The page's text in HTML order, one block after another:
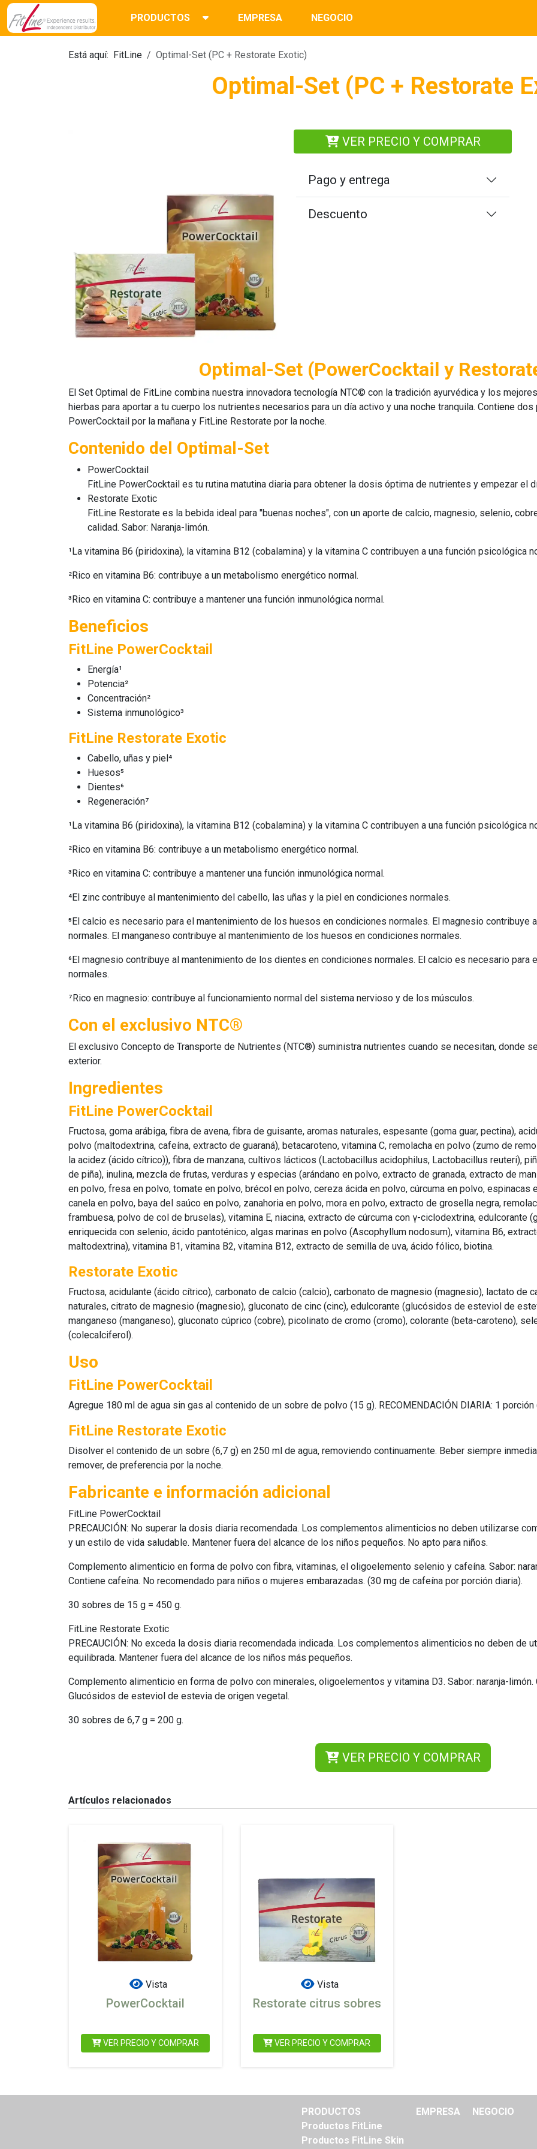
PRODUCTOS EMPRESA NEGOCIO
Está aquí: FitLine Optimal-Set (PC + Restorate Exotic)
Optimal-Set (PC + Restorate
VER PRECIO Y COMPRAR
Pago y entrega
Descuento
Optimal-Set (PowerCocktail y
El Set Optimal de FitLine combina nuestra innovadora tecnología NTC© con la tradición ayurvédica y los
hierbas para aportar a tu cuerpo los nutrientes necesarios para un día activo y una noche tranquila. Contiene
PowerCocktail por la mañana y FitLine Restorate por la noche.
Contenido del Optimal-Set
PowerCocktail
FitLine PowerCocktail es tu rutina matutina diaria para obtener la dosis óptima de nutrientes y empezar el
Restorate Exotic
FitLine Restorate es la bebida ideal para "buenas noches", con un aporte de calcio, magnesio, selenio,
calidad. Sabor: Naranja-limón.
¹La vitamina B6 (piridoxina), la vitamina B12 (cobalamina) y la vitamina C contribuyen a una función psicológica
²Rico en vitamina B6: contribuye a un metabolismo energético normal.
³Rico en vitamina C: contribuye a mantener una función inmunológica normal.
Beneficios
FitLine PowerCocktail
Energía¹
Potencia²
Concentración²
Sistema inmunológico³
FitLine Restorate Exotic
Cabello, uñas y piel⁴
Huesos⁵
Dientes⁶
Regeneración⁷
¹La vitamina B6 (piridoxina), la vitamina B12 (cobalamina) y la vitamina C contribuyen a una función psicológica
²Rico en vitamina B6: contribuye a un metabolismo energético normal.
³Rico en vitamina C: contribuye a mantener una función inmunológica normal.
⁴El zinc contribuye al mantenimiento del cabello, las uñas y la piel en condiciones normales.
⁵El calcio es necesario para el mantenimiento de los huesos en condiciones normales. El magnesio
normales. El manganeso contribuye al mantenimiento de los huesos en condiciones normales.
⁶El magnesio contribuye al mantenimiento de los dientes en condiciones normales. El calcio es necesario
normales.
⁷Rico en magnesio: contribuye al funcionamiento normal del sistema nervioso y de los músculos.
Con el exclusivo NTC®
El exclusivo Concepto de Transporte de Nutrientes (NTC®) suministra nutrientes cuando se necesitan, donde
exterior.
Ingredientes
FitLine PowerCocktail
Fructosa, goma arábiga, fibra de avena, fibra de guisante, aromas naturales, espesante (goma guar, pectina),
polvo (maltodextrina, cafeína, extracto de guaraná), betacaroteno, vitamina C, remolacha en polvo (zumo de
la acidez (ácido cítrico)), fibra de manzana, cultivos lácticos (Lactobacillus acidophilus, Lactobacillus reuteri),
de piña), inulina, mezcla de frutas, verduras y especias (arándano en polvo, extracto de granada, extracto de
en polvo, fresa en polvo, tomate en polvo, brécol en polvo, cereza ácida en polvo, cúrcuma en polvo, espinacas
canela en polvo, baya del saúco en polvo, zanahoria en polvo, mora en polvo, extracto de grosella negra,
frambuesa, polvo de col de bruselas), vitamina E, niacina, extracto de cúrcuma con γ-ciclodextrina,
enriquecida con selenio, ácido pantoténico, algas marinas en polvo (Ascophyllum nodosum), vitamina B6,
maltodextrina), vitamina B1, vitamina B2, vitamina B12, extracto de semilla de uva, ácido fólico, biotina.
Restorate Exotic
Fructosa, acidulante (ácido cítrico), carbonato de calcio (calcio), carbonato de magnesio (magnesio), lactato de
naturales, citrato de magnesio (magnesio), gluconato de cinc (cinc), edulcorante (glucósidos de esteviol de
manganeso (manganeso), gluconato cúprico (cobre), picolinato de cromo (cromo), colorante (beta-caroteno),
(colecalciferol).
Uso
FitLine PowerCocktail
Agregue 180 ml de agua sin gas al contenido de un sobre de polvo (15 g). RECOMENDACIÓN DIARIA: 1
FitLine Restorate Exotic
Disolver el contenido de un sobre (6,7 g) en 250 ml de agua, removiendo continuamente. Beber siempre
remover, de preferencia por la noche.
Fabricante e información adicional
FitLine PowerCocktail
PRECAUCIÓN: No superar la dosis diaria recomendada. Los complementos alimenticios no deben utilizarse
y un estilo de vida saludable. Mantener fuera del alcance de los niños pequeños. No apto para niños.
Complemento alimenticio en forma de polvo con fibra, vitaminas, el oligoelemento selenio y cafeína. Sabor:
Contiene cafeína. No recomendado para niños o mujeres embarazadas. (30 mg de cafeína por porción diaria).
30 sobres de 15 g = 450 g.
FitLine Restorate Exotic
PRECAUCIÓN: No exceda la dosis diaria recomendada indicada. Los complementos alimenticios no deben de
equilibrada. Mantener fuera del alcance de los niños más pequeños.
Complemento alimenticio en forma de polvo con minerales, oligoelementos y vitamina D3. Sabor: naranja-limón.
Glucósidos de esteviol de estevia de origen vegetal.
30 sobres de 6,7 g = 200 g.
VER PRECIO Y COMPRAR
Artículos relacionados
Vista
PowerCocktail
VER PRECIO Y COMPRAR
Vista
Restorate citrus sobres
VER PRECIO Y COMPRAR
PRODUCTOS
Productos FitLine
Productos FitLine Skin
EMPRESA NEGOCIO